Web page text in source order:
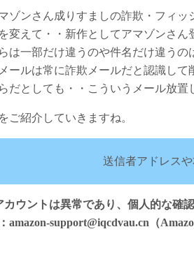
ゾンさん成りすましの詐欺・フィッ
変えて・・新作としてアマゾンさん
は一部だけ違うのや件名だけ違う
ールは常に詐欺メールだと認識して
だとしても・・こういうメール放
ご紹介していきますね。
送信者アドレスや
カウントは異常であり、個人的な確
amazon-support@iqcdvau.cn（